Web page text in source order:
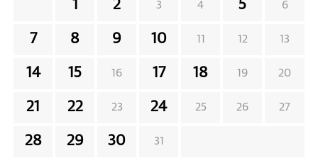
1 2 3 4 5 6
7 8 9 10 11 12 13
14 15 16 17 18 19 20
21 22 23 24 25 26 27
28 29 30 31